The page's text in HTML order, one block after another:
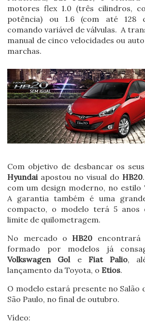
motores flex 1.0 (três cilindros,
potência) ou 1.6 (com até 128
comando variável de válvulas. A
manual de cinco velocidades ou
marchas.
Com objetivo de desbancar os
Hyundaiapostou no visual do HB20
com um design moderno, no estilo
A garantia também é uma
compacto, o modelo terá 5 anos
limite de quilometragem.
No mercado o HB20 encontrará
formado por modelos já
Volkswagen Gole Fiat Palio,
lançamento da Toyota, o Etios.
O modelo estará presente no Salão
São Paulo, no final de outubro.
Vídeo: